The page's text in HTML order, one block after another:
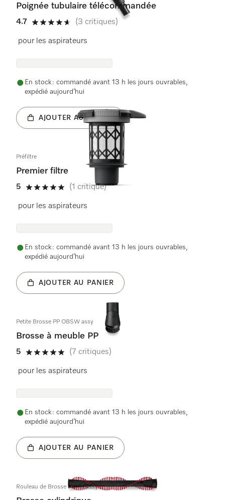
Poignée tubulaire télécommandée
4.7
4.7 étoiles sur 5
(3 critiques)
pour les aspirateurs
En stock : commandé avant 13 h les jours ouvrables,
expédié aujourd’hui
AJOUTER AU PANIER
Préfiltre
Premier filtre
5
5 étoiles sur 5
(1 critique)
pour les aspirateurs
En stock : commandé avant 13 h les jours ouvrables,
expédié aujourd’hui
AJOUTER AU PANIER
Petite Brosse PP OBSW assy
Brosse à meuble PP
5
5 étoiles sur 5
(7 critiques)
pour les aspirateurs
En stock : commandé avant 13 h les jours ouvrables,
expédié aujourd’hui
AJOUTER AU PANIER
Rouleau de Brosse Power assy